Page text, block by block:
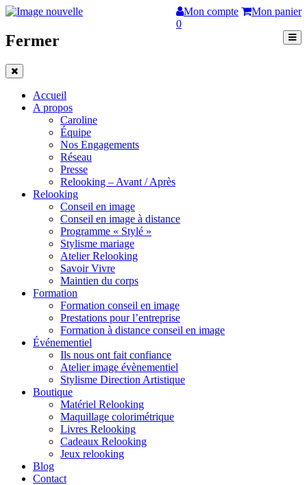
Mon compte
Mon panier
0
Fermer
Accueil
A propos
Caroline
Équipe
Nos Engagements
Réseau
Presse
Relooking – Avant / Après
Relooking
Conseil en image
Conseil en image à distance
Programme « Stylé »
Stylisme mariage
Atelier Relooking
Savoir Vivre
Maintien du corps
Formation
Formation conseil en image
Prestations pour l’entreprise
Formation à distance conseil en image
Événementiel
Ils nous ont fait confiance
Atelier image évènementiel
Stylisme Direction Artistique
Boutique
Matériel Relooking
Maquillage colorimétrique
Livres Relooking
Cadeaux Relooking
Jeux relooking
Blog
Contact